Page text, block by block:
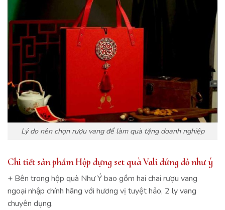
Lý do nên chọn rượu vang để làm quà tặng doanh nghiệp
Chi tiết sản phẩm Hộp đựng set quà Vali đứng đỏ như ý
+ Bên trong hộp quà Như Ý bao gồm hai chai rượu vang
ngoại nhập chính hãng với hương vị tuyệt hảo, 2 ly vang
chuyên dụng.